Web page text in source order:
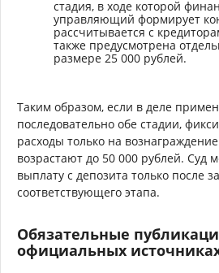
стадия, в ходе которой
управляющий формирует
рассчитывается с
также предусмотрена
размере 25 000 рублей.
Таким образом, если в деле
последовательно обе стадии,
расходы только на
возрастают до 50 000 рублей. Суд
выплату с депозита только после
соответствующего этапа.
Обязательные
официальных